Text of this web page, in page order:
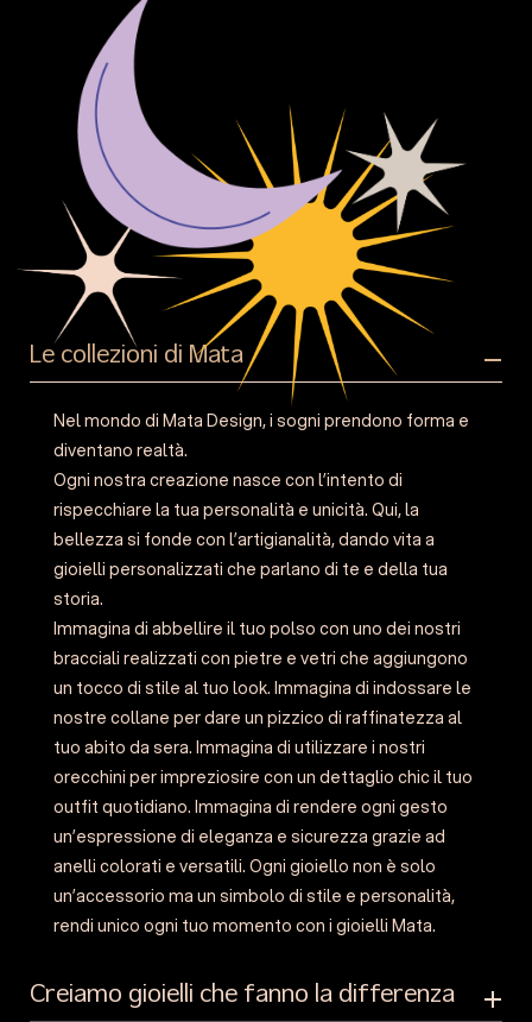
Le collezioni di Mata
Nel mondo di Mata Design, i sogni prendono forma e
diventano realtà.
Ogni nostra creazione nasce con l’intento di
rispecchiare la tua personalità e unicità. Qui, la
bellezza si fonde con l’artigianalità, dando vita a
gioielli personalizzati che parlano di te e della tua
storia.
Immagina di abbellire il tuo polso con uno dei nostri
bracciali realizzati con pietre e vetri che aggiungono
un tocco di stile al tuo look. Immagina di indossare le
nostre collane per dare un pizzico di raffinatezza al
tuo abito da sera. Immagina di utilizzare i nostri
orecchini per impreziosire con un dettaglio chic il tuo
outfit quotidiano. Immagina di rendere ogni gesto
un’espressione di eleganza e sicurezza grazie ad
anelli colorati e versatili. Ogni gioiello non è solo
un’accessorio ma un simbolo di stile e personalità,
rendi unico ogni tuo momento con i gioielli Mata.
Creiamo gioielli che fanno la differenza